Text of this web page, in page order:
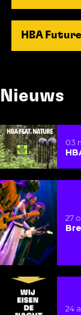
HBA
Nieuws
03
Lees meer over
27
Lees meer over
24
Lees meer